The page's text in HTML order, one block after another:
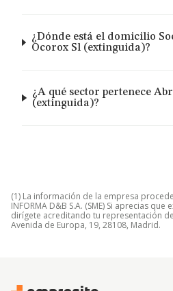
¿Dónde está el domicilio
Ocorox Sl (extinguida)?
¿A qué sector pertenece
(extinguida)?
(1) La información de la empresa
INFORMA D&B S.A. (SME) Si aprecias
dirígete acreditando tu representación
Avenida de Europa, 19, 28108, Madrid.